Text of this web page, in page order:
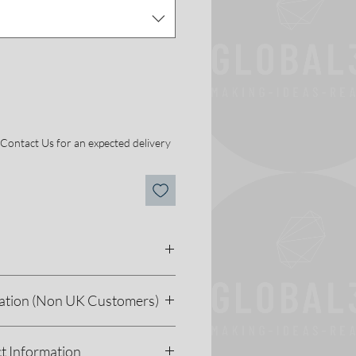
Us for an expected delivery
3D-принтере)
(Non UK Customers)
вам придется
Information